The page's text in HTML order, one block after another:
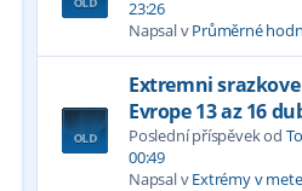
23:26
Napsal vPrůměrné
Extremni
Evrope 13 az 16
Poslední příspěvek od
00:49
Napsal vExtrémy v